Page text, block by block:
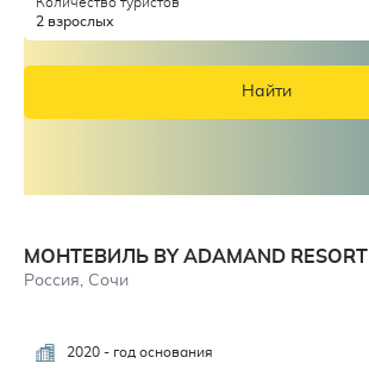
2 взрослых
Найти
МОНТЕВИЛЬ BY ADAMAND RESORT
Россия, Сочи
2020 - год основания